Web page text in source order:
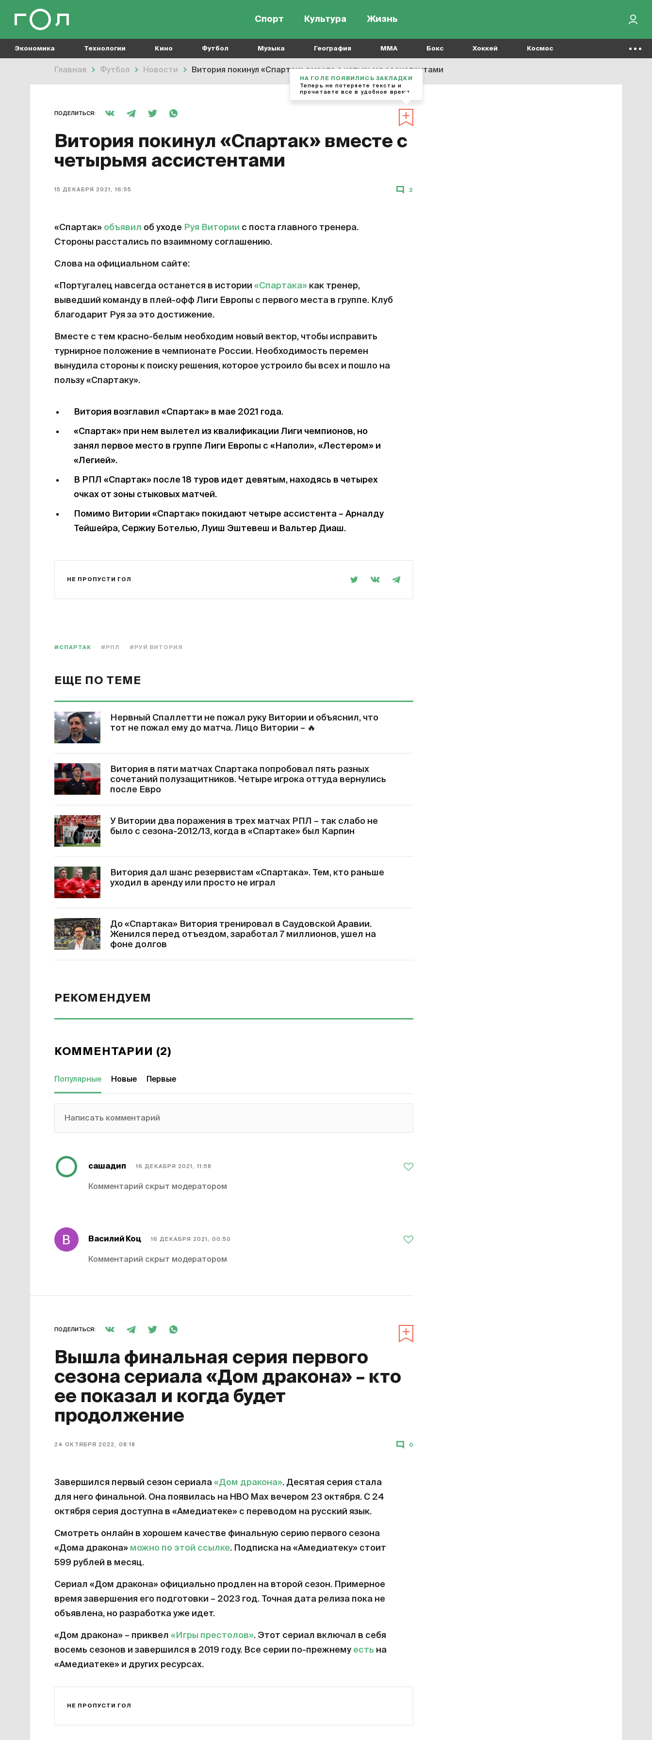
Спорт Культура Жизнь
Экономика Технологии Кино Футбол Музыка География MMA Бокс Хоккей Космос
Главная Футбол Новости Витория покинул «Спартак» вместе с четырьмя ассистентами
ПОДЕЛИТЬСЯ:
Витория покинул «Спартак» вместе с
четырьмя ассистентами
15 ДЕКАБРЯ 2021, 16:55 2
«Спартак» объявил об уходе Руя Витории с поста главного тренера.
Стороны расстались по взаимному соглашению.
Слова на официальном сайте:
«Португалец навсегда останется в истории «Спартака» как тренер,
выведший команду в плей-офф Лиги Европы с первого места в группе. Клуб
благодарит Руя за это достижение.
Вместе с тем красно-белым необходим новый вектор, чтобы исправить
турнирное положение в чемпионате России. Необходимость перемен
вынудила стороны к поиску решения, которое устроило бы всех и пошло на
пользу «Спартаку».
Витория возглавил «Спартак» в мае 2021 года.
«Спартак» при нем вылетел из квалификации Лиги чемпионов, но
занял первое место в группе Лиги Европы с «Наполи», «Лестером» и
«Легией».
В РПЛ «Спартак» после 18 туров идет девятым, находясь в четырех
очках от зоны стыковых матчей.
Помимо Витории «Спартак» покидают четыре ассистента – Арналду
Тейшейра, Сержиу Ботелью, Луиш Эштевеш и Вальтер Диаш.
НЕ ПРОПУСТИ ГОЛ
#СПАРТАК #РПЛ #РУЙ ВИТОРИЯ
ЕЩЕ ПО ТЕМЕ
Нервный Спаллетти не пожал руку Витории и объяснил, что
тот не пожал ему до матча. Лицо Витории – 🔥
Витория в пяти матчах Спартака попробовал пять разных
сочетаний полузащитников. Четыре игрока оттуда вернулись
после Евро
У Витории два поражения в трех матчах РПЛ – так слабо не
было с сезона-2012/13, когда в «Спартаке» был Карпин
Витория дал шанс резервистам «Спартака». Тем, кто раньше
уходил в аренду или просто не играл
До «Спартака» Витория тренировал в Саудовской Аравии.
Женился перед отъездом, заработал 7 миллионов, ушел на
фоне долгов
РЕКОМЕНДУЕМ
КОММЕНТАРИИ (2)
Популярные Новые Первые
Написать комментарий
сашадип 16 ДЕКАБРЯ 2021, 11:58
Комментарий скрыт модератором
Василий Коц 16 ДЕКАБРЯ 2021, 00:50
Комментарий скрыт модератором
ПОДЕЛИТЬСЯ:
Вышла финальная серия первого
сезона сериала «Дом дракона» – кто
ее показал и когда будет
продолжение
24 ОКТЯБРЯ 2022, 08:18 0
Завершился первый сезон сериала «Дом дракона». Десятая серия стала
для него финальной. Она появилась на HBO Max вечером 23 октября. С 24
октября серия доступна в «Амедиатеке» с переводом на русский язык.
Смотреть онлайн в хорошем качестве финальную серию первого сезона
«Дома дракона» можно по этой ссылке. Подписка на «Амедиатеку» стоит
599 рублей в месяц.
Сериал «Дом дракона» официально продлен на второй сезон. Примерное
время завершения его подготовки – 2023 год. Точная дата релиза пока не
объявлена, но разработка уже идет.
«Дом дракона» – приквел «Игры престолов». Этот сериал включал в себя
восемь сезонов и завершился в 2019 году. Все серии по-прежнему есть на
«Амедиатеке» и других ресурсах.
НЕ ПРОПУСТИ ГОЛ
НА ГОЛЕ ПОЯВИЛИСЬ ЗАКЛАДКИ
Теперь не потеряете тексты и
прочитаете все в удобное время